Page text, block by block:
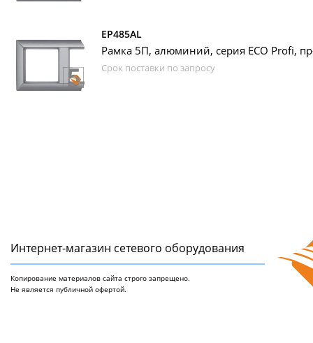
EP485AL
Рамка 5П, алюминий, серия ECO Profi,
Срок поставки по запросу
Интернет-магазин сетeвого оборудования
Копирование материалов сайта строго запрещено.
Не является публичной офертой.